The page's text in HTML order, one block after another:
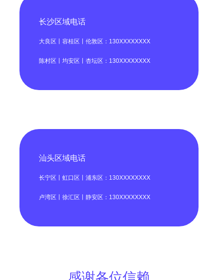
长沙区域电话
大良区丨容桂区丨伦敦区：130XXXXXXXX
陈村区丨均安区丨杏坛区：130XXXXXXXX
汕头区域电话
长宁区丨虹口区丨浦东区：130XXXXXXXX
卢湾区丨徐汇区丨静安区：130XXXXXXXX